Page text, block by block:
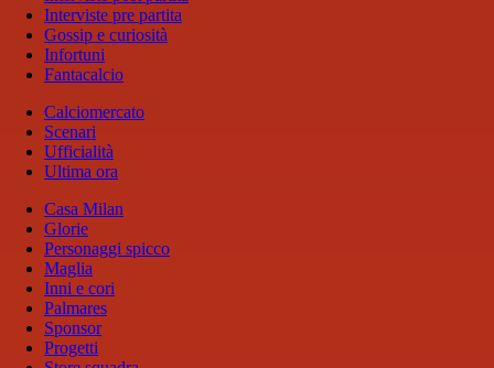
Interviste pre partita
Gossip e curiosità
Infortuni
Fantacalcio
Calciomercato
Scenari
Ufficialità
Ultima ora
Casa Milan
Glorie
Personaggi spicco
Maglia
Inni e cori
Palmares
Sponsor
Progetti